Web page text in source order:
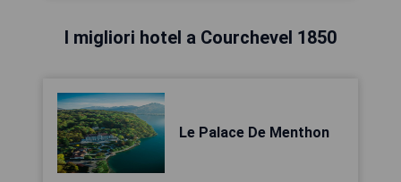
I migliori hotel a Courchevel 1850
Le Palace De Menthon